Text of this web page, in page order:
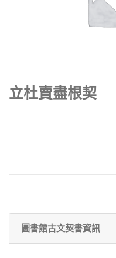
立杜賣盡根契
圖書館古文契書資訊